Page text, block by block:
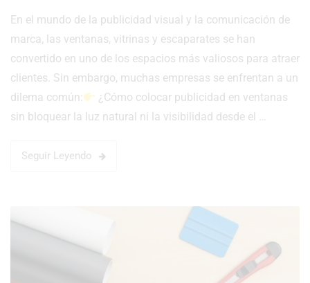
En el mundo de la publicidad visual y la comunicación de
marca, las ventanas, vitrinas y escaparates se han
convertido en uno de los espacios más valiosos para atraer
clientes. Sin embargo, muchas empresas se enfrentan a un
dilema común:
¿Cómo colocar publicidad en ventanas
sin bloquear la luz natural ni la visibilidad desde el …
Seguir Leyendo